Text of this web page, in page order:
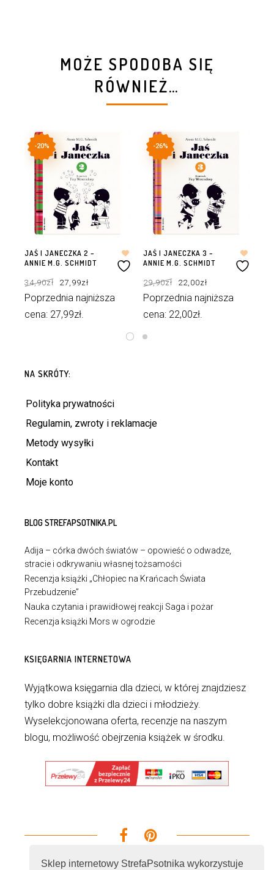
Sklep internetowy StrefaPsotnika wykorzystuje
MOŻE SPODOBA SIĘ
RÓWNIEŻ…
-20%
JAŚ I JANECZKA 2 –
ANNIE M.G. SCHMIDT
34,90zł cena
wynosiła:
34,90zł.
27,99złcena
27,99zł.
Poprzednia najniższa
cena: 27,99zł.
-26%
JAŚ I JANECZKA 3 –
ANNIE M.G. SCHMIDT
29,90zł cena
wynosiła:
29,90zł.
22,00złcena
22,00zł.
Poprzednia najniższa
cena: 22,00zł.
NA SKRÓTY:
Polityka prywatności
Regulamin, zwroty i reklamacje
Metody wysyłki
Kontakt
Moje konto
BLOG STREFAPSOTNIKA.PL
Adija – córka dwóch światów – opowieść o odwadze,
stracie i odkrywaniu własnej tożsamości
Recenzja książki „Chłopiec na Krańcach Świata
Przebudzenie”
Nauka czytania i prawidłowej reakcji Saga i pożar
Recenzja książki Mors w ogrodzie
KSIĘGARNIA INTERNETOWA
Wyjątkowa księgarnia dla dzieci, w której znajdziesz
tylko dobre książki dla dzieci i młodzieży.
Wyselekcjonowana oferta, recenzje na naszym
blogu, możliwość obejrzenia książek w środku.